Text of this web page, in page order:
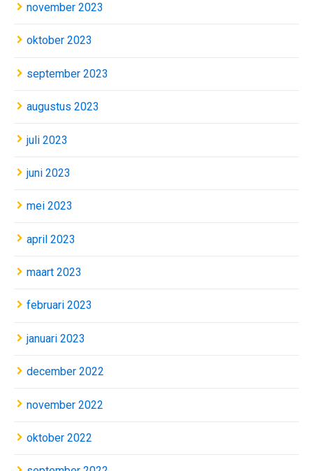
november 2023
oktober 2023
september 2023
augustus 2023
juli 2023
juni 2023
mei 2023
april 2023
maart 2023
februari 2023
januari 2023
december 2022
november 2022
oktober 2022